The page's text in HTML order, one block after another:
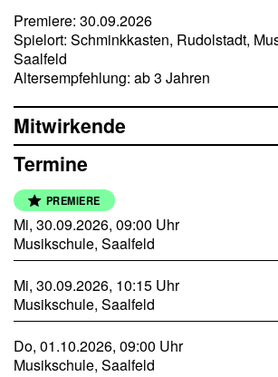
Glockenspiel wie glitzernde
ZISCH! – da krachen die Becken wie ein
Gewitter über der Steppe. Die Trommeln
Rasseln schütteln sich, und selbst die
schafft, das Rhythmus-Dickicht zu
Kommt mit auf eine musikalische Safari!
Schlaginstrumente des Orchesters,
schleicht wie Tiger im Flüstertakt und
ein Gewitter am Horizont. Singt, klatscht
uns – und helft Timo, die wilde
den richtigen Takt zu bringen!
Premiere: 30.09.2026
Spielort: Schminkkasten, Rudolstadt,
Saalfeld
Altersempfehlung: ab 3 Jahren
Mitwirkende
Termine
PREMIERE
Mi, 30.09.2026, 09:00 Uhr
Musikschule, Saalfeld
Mi, 30.09.2026, 10:15 Uhr
Musikschule, Saalfeld
Do, 01.10.2026, 09:00 Uhr
Musikschule, Saalfeld